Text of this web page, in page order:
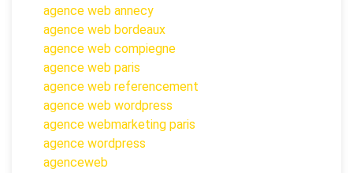
agence web annecy
agence web bordeaux
agence web compiegne
agence web paris
agence web referencement
agence web wordpress
agence webmarketing paris
agence wordpress
agenceweb